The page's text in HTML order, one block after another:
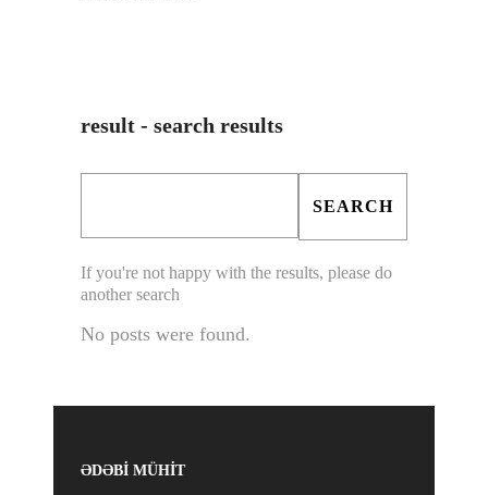
result - search results
If you're not happy with the results, please do
another search
No posts were found.
ƏDƏBİ MÜHİT